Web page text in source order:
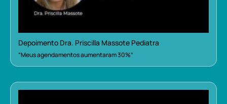
Depoimento Dra. Priscilla Massote Pediatra
“Meus agendamentos aumentaram 30%”